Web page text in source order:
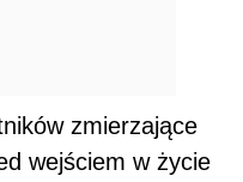
zmierzające
wejściem w życie